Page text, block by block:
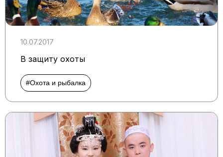
10.07.2017
В защиту охоты
#Охота и рыбалка